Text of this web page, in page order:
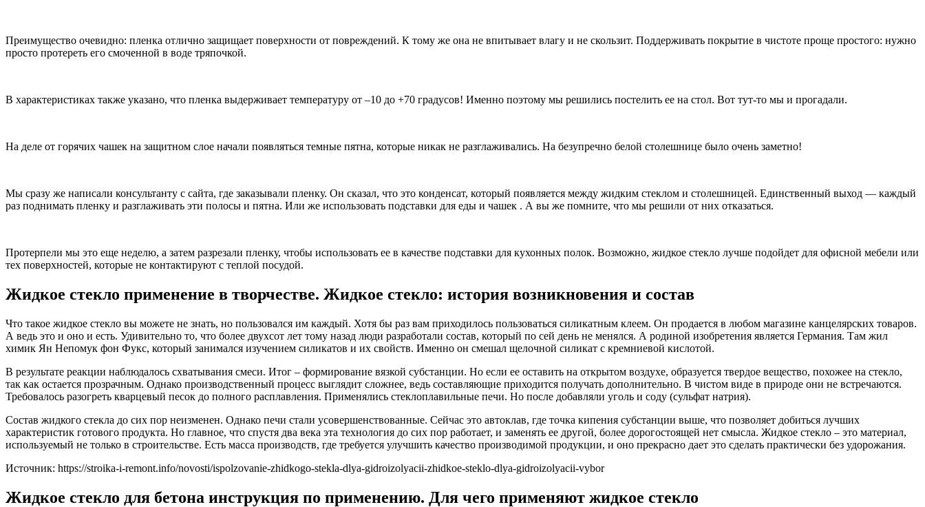
Преимущество очевидно: пленка отлично защищает поверхности от повреждений. К тому же она не впитывает влагу и не скользит. Поддерживать покрытие в чистоте проще простого: нужно
просто протереть его смоченной в воде тряпочкой.
В характеристиках также указано, что пленка выдерживает температуру от –10 до +70 градусов! Именно поэтому мы решились постелить ее на стол. Вот тут-то мы и прогадали.
На деле от горячих чашек на защитном слое начали появляться темные пятна, которые никак не разглаживались. На безупречно белой столешнице было очень заметно!
Мы сразу же написали консультанту с сайта, где заказывали пленку. Он сказал, что это конденсат, который появляется между жидким стеклом и столешницей. Единственный выход — каждый
раз поднимать пленку и разглаживать эти полосы и пятна. Или же использовать подставки для еды и чашек . А вы же помните, что мы решили от них отказаться.
Протерпели мы это еще неделю, а затем разрезали пленку, чтобы использовать ее в качестве подставки для кухонных полок. Возможно, жидкое стекло лучше подойдет для офисной мебели или
тех поверхностей, которые не контактируют с теплой посудой.
Жидкое стекло применение в творчестве. Жидкое стекло: история возникновения и состав
Что такое жидкое стекло вы можете не знать, но пользовался им каждый. Хотя бы раз вам приходилось пользоваться силикатным клеем. Он продается в любом магазине канцелярских товаров.
А ведь это и оно и есть. Удивительно то, что более двухсот лет тому назад люди разработали состав, который по сей день не менялся. А родиной изобретения является Германия. Там жил
химик Ян Непомук фон Фукс, который занимался изучением силикатов и их свойств. Именно он смешал щелочной силикат с кремниевой кислотой.
В результате реакции наблюдалось схватывания смеси. Итог – формирование вязкой субстанции. Но если ее оставить на открытом воздухе, образуется твердое вещество, похожее на стекло,
так как остается прозрачным. Однако производственный процесс выглядит сложнее, ведь составляющие приходится получать дополнительно. В чистом виде в природе они не встречаются.
Требовалось разогреть кварцевый песок до полного расплавления. Применялись стеклоплавильные печи. Но после добавляли уголь и соду (сульфат натрия).
Состав жидкого стекла до сих пор неизменен. Однако печи стали усовершенствованные. Сейчас это автоклав, где точка кипения субстанции выше, что позволяет добиться лучших
характеристик готового продукта. Но главное, что спустя два века эта технология до сих пор работает, и заменять ее другой, более дорогостоящей нет смысла. Жидкое стекло – это материал,
используемый не только в строительстве. Есть масса производств, где требуется улучшить качество производимой продукции, и оно прекрасно дает это сделать практически без удорожания.
Источник: https://stroika-i-remont.info/novosti/ispolzovanie-zhidkogo-stekla-dlya-gidroizolyacii-zhidkoe-steklo-dlya-gidroizolyacii-vybor
Жидкое стекло для бетона инструкция по применению. Для чего применяют жидкое стекло